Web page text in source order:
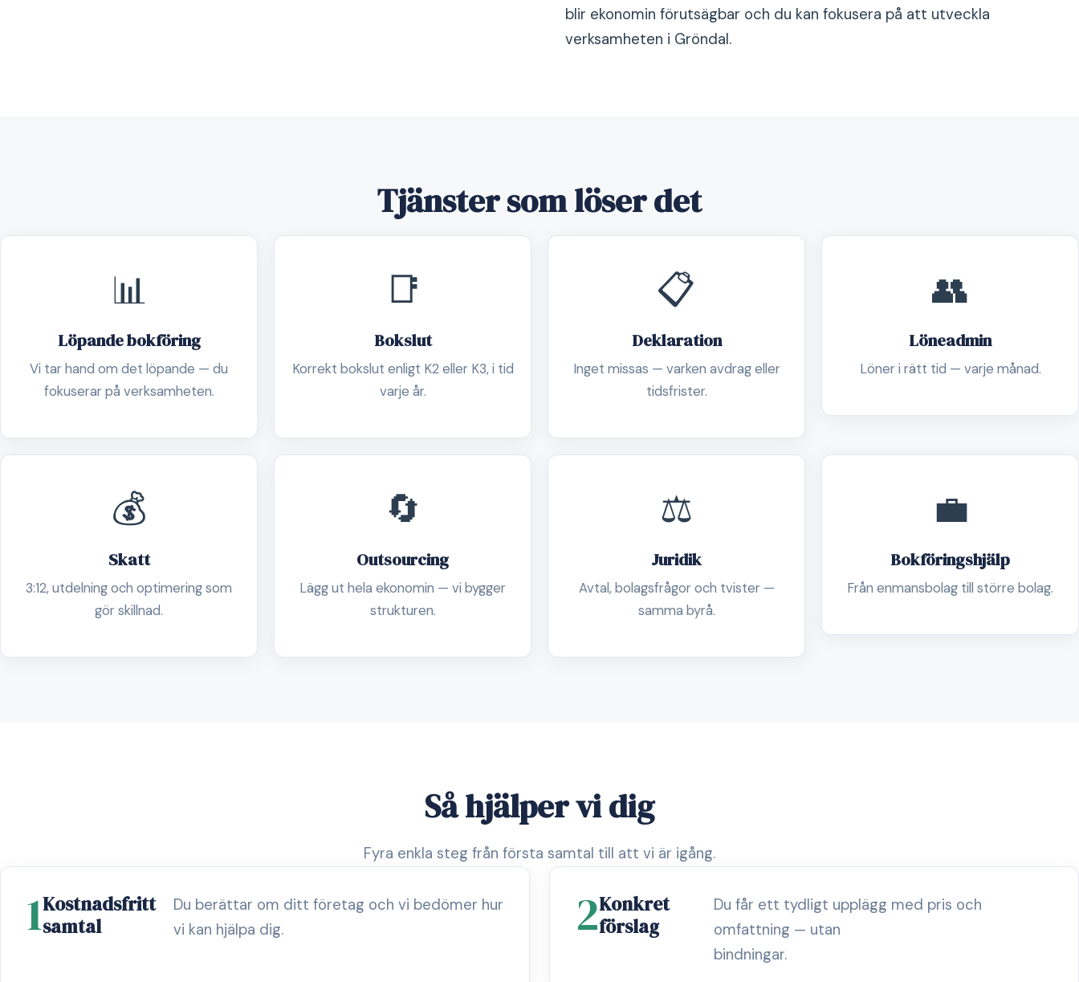
blir ekonomin förutsägbar och du kan fokusera på att utveckla
verksamheten i Gröndal.
Tjänster som löser det
📊
Löpande bokföring
Vi tar hand om det löpande — du
fokuserar på verksamheten.
📑
Bokslut
Korrekt bokslut enligt K2 eller K3, i tid
varje år.
📋
Deklaration
Inget missas — varken avdrag eller
tidsfrister.
👥
Löneadmin
Löner i rätt tid — varje månad.
💰
Skatt
3:12, utdelning och optimering som
gör skillnad.
🔄
Outsourcing
Lägg ut hela ekonomin — vi bygger
strukturen.
⚖️
Juridik
Avtal, bolagsfrågor och tvister —
samma byrå.
💼
Bokföringshjälp
Från enmansbolag till större bolag.
Så hjälper vi dig
Fyra enkla steg från första samtal till att vi är igång.
1Kostnadsfritt
samtal
Du berättar om ditt företag och vi bedömer hur
vi kan hjälpa dig.
2Konkret
förslag
Du får ett tydligt upplägg med pris och
omfattning — utan
bindningar.